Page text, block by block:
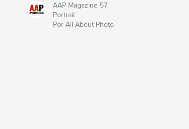
AAP Magazine 57
Portrait
Por All About Photo